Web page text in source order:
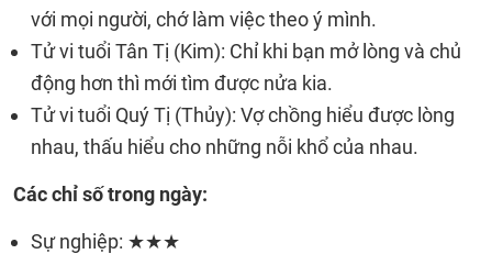
với mọi người, chớ làm việc theo ý mình.
Tử vi tuổi Tân Tị (Kim): Chỉ khi bạn mở lòng và chủ
động hơn thì mới tìm được nửa kia.
Tử vi tuổi Quý Tị (Thủy): Vợ chồng hiểu được lòng
nhau, thấu hiểu cho những nỗi khổ của nhau.
Các chỉ số trong ngày:
Sự nghiệp: ★★★